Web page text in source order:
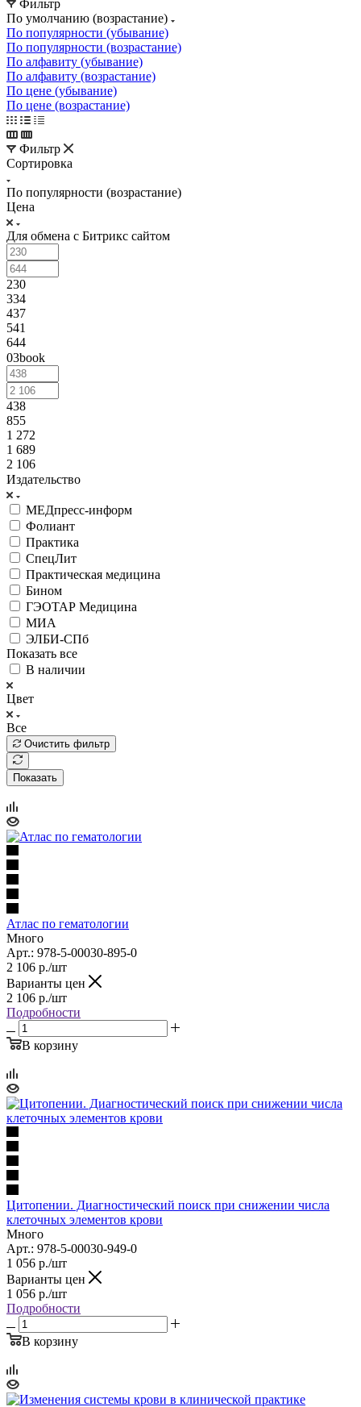
Фильтр
По умолчанию (возрастание)
По популярности (убывание)
По популярности (возрастание)
По алфавиту (убывание)
По алфавиту (возрастание)
По цене (убывание)
По цене (возрастание)
Фильтр
Сортировка
По популярности (возрастание)
Цена
Для обмена с Битрикс сайтом
230
334
437
541
644
03book
438
855
1 272
1 689
2 106
Издательство
МЕДпресс-информ
Фолиант
Практика
СпецЛит
Практическая медицина
Бином
ГЭОТАР Медицина
МИА
ЭЛБИ-СПб
Показать все
В наличии
Цвет
Все
Очистить фильтр
Показать
Атлас по гематологии
Много
Арт.: 978-5-00030-895-0
2 106 р./шт
Варианты цен
2 106 р./шт
Подробности
В корзину
Цитопении. Диагностический поиск при снижении числа
клеточных элементов крови
Много
Арт.: 978-5-00030-949-0
1 056 р./шт
Варианты цен
1 056 р./шт
Подробности
В корзину